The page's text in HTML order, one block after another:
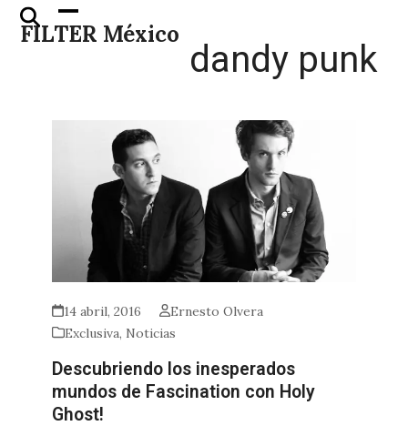
Skip
FILTER México
Open
mobile
Close
mobile
dandy punk
14 abril, 2016
Ernesto Olvera
Exclusiva, Noticias
Descubriendo los inesperados
mundos de Fascination con Holy
Ghost!